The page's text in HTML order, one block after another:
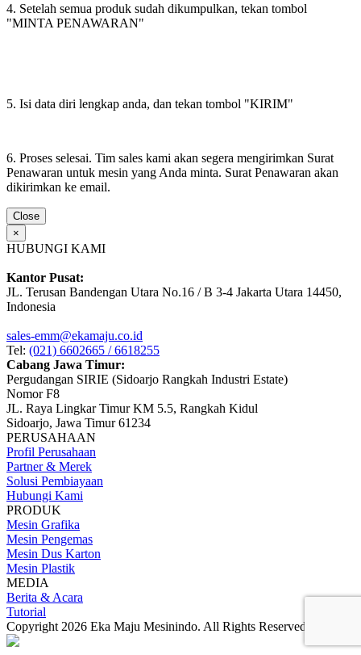
4. Setelah semua produk sudah dikumpulkan, tekan tombol
"MINTA PENAWARAN"
5. Isi data diri lengkap anda, dan tekan tombol "KIRIM"
6. Proses selesai. Tim sales kami akan segera mengirimkan Surat
Penawaran untuk mesin yang Anda minta. Surat Penawaran akan
dikirimkan ke email.
Close
×
HUBUNGI KAMI
Kantor Pusat:
JL. Terusan Bandengan Utara No.16 / B 3-4 Jakarta Utara 14450,
Indonesia
sales-emm@ekamaju.co.id
Tel: (021) 6602665 / 6618255
Cabang Jawa Timur:
Pergudangan SIRIE (Sidoarjo Rangkah Industri Estate)
Nomor F8
JL. Raya Lingkar Timur KM 5.5, Rangkah Kidul
Sidoarjo, Jawa Timur 61234
PERUSAHAAN
Profil Perusahaan
Partner & Merek
Solusi Pembiayaan
Hubungi Kami
PRODUK
Mesin Grafika
Mesin Pengemas
Mesin Dus Karton
Mesin Plastik
MEDIA
Berita & Acara
Tutorial
Copyright 2026 Eka Maju Mesinindo. All Rights Reserved.